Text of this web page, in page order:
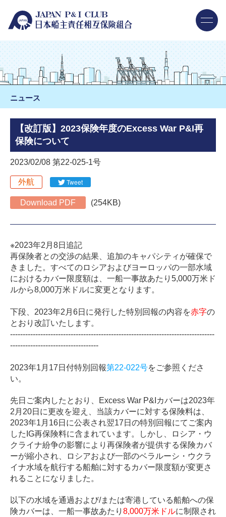
ニュース
【改訂版】2023保険年度のExcess War P&I再
保険について
2023/02/08 第22-025-1号
外航 Tweet
Download PDF (254KB)
※2023年2 月 8日追記
再保険者との交渉の結果、追加のキャパシティが確保で
きました。すべてのロシアおよびヨーロッパの一部水域
におけるカバー限度額は、一船一事故あたり5,000万米ド
ルから8,000万米ドルに変更となります。
下段、2023年2月6日に発行した特別回報の内容を赤字の
とおり改訂いたします。
---------------------------------------------------------------------------------
-----------------------------------
2023年1月17日付特別回報第22-022号をご参照くださ
い。
先日ご案内したとおり、Excess War P&Iカバーは2023年
2月20日に更改を迎え、当該カバーに対する保険料は、
2023年1月16日に公表され翌17日の特別回報にてご案内
したIG再保険料に含まれています。しかし、ロシア・ウ
クライナ紛争の影響により再保険者が提供する保険カバ
ーが縮小され、ロシアおよび一部のベラルーシ・ウクラ
イナ水域を航行する船舶に対するカバー限度額が変更さ
れることになりました。
以下の水域を通過および/または寄港している船舶への保
険カバーは、一船一事故あたり 8,000万米ドルに制限され